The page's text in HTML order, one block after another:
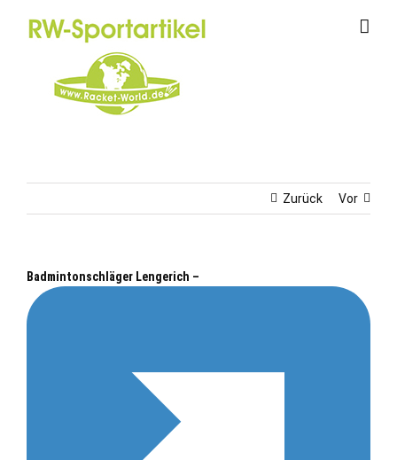
Zurück Vor
Badmintonschläger Lengerich –